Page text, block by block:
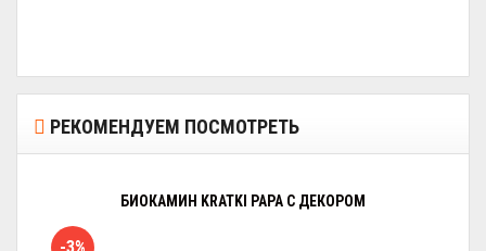
РЕКОМЕНДУЕМ ПОСМОТРЕТЬ
БИОКАМИН KRATKI PAPA С ДЕКОРОМ